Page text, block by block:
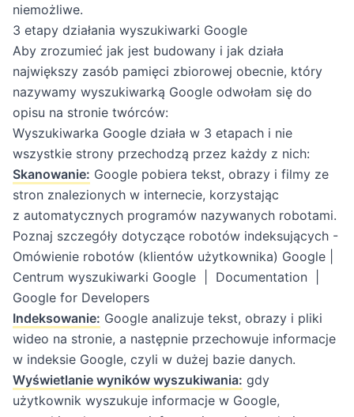
niemożliwe.
3 etapy działania wyszukiwarki Google
Aby zrozumieć jak jest budowany i jak działa
największy zasób pamięci zbiorowej obecnie, który
nazywamy wyszukiwarką Google odwołam się do
opisu na stronie twórców:
Wyszukiwarka Google działa w 3 etapach i nie
wszystkie strony przechodzą przez każdy z nich:
Skanowanie: Google pobiera tekst, obrazy i filmy ze
stron znalezionych w internecie, korzystając
z automatycznych programów nazywanych robotami.
Poznaj szczegóły dotyczące robotów indeksujących -
Omówienie robotów (klientów użytkownika) Google |
Centrum wyszukiwarki Google | Documentation |
Google for Developers
Indeksowanie: Google analizuje tekst, obrazy i pliki
wideo na stronie, a następnie przechowuje informacje
w indeksie Google, czyli w dużej bazie danych.
Wyświetlanie wyników wyszukiwania: gdy
użytkownik wyszukuje informacje w Google,